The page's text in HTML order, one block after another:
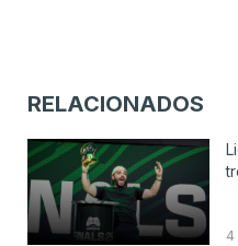
RELACIONADOS
4